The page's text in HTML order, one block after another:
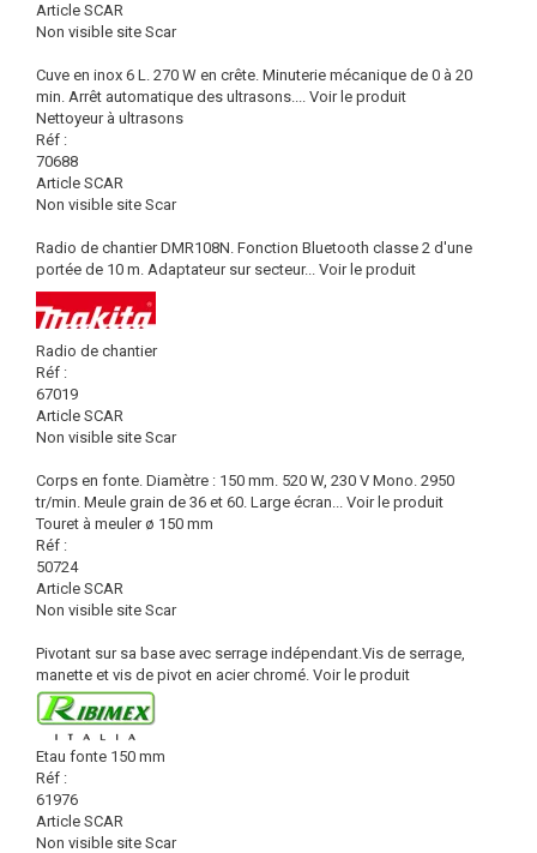
Article SCAR
Non visible site Scar
Cuve en inox 6 L. 270 W en crête. Minuterie mécanique de 0 à 20
min. Arrêt automatique des ultrasons.... Voir le produit
Nettoyeur à ultrasons
Réf :
70688
Article SCAR
Non visible site Scar
Radio de chantier DMR108N. Fonction Bluetooth classe 2 d'une
portée de 10 m. Adaptateur sur secteur... Voir le produit
Radio de chantier
Réf :
67019
Article SCAR
Non visible site Scar
Corps en fonte. Diamètre : 150 mm. 520 W, 230 V Mono. 2950
tr/min. Meule grain de 36 et 60. Large écran... Voir le produit
Touret à meuler ø 150 mm
Réf :
50724
Article SCAR
Non visible site Scar
Pivotant sur sa base avec serrage indépendant.Vis de serrage,
manette et vis de pivot en acier chromé. Voir le produit
Etau fonte 150 mm
Réf :
61976
Article SCAR
Non visible site Scar